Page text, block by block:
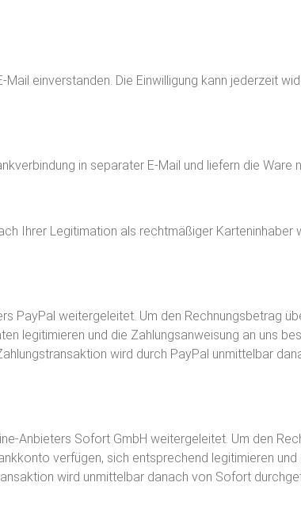
einverstanden. Die Einwilligung kann jederzeit
in separater E-Mail und liefern die Ware
Ihrer Legitimation als rechtmäßiger
PayPal weitergeleitet. Um den Rechnungsbetrag
legitimieren und die Zahlungsanweisung an uns
wird durch PayPal unmittelbar
Anbieters Sofort GmbH weitergeleitet. Um den
verfügen, sich entsprechend legitimieren
wird unmittelbar danach von Sofort